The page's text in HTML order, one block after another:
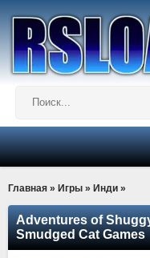
Главная » Игры » Инди »
Adventures of
Smudged Cat Games